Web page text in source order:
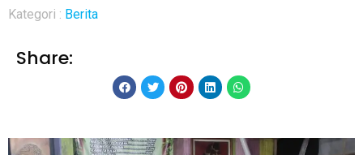
Kategori : Berita
Share: